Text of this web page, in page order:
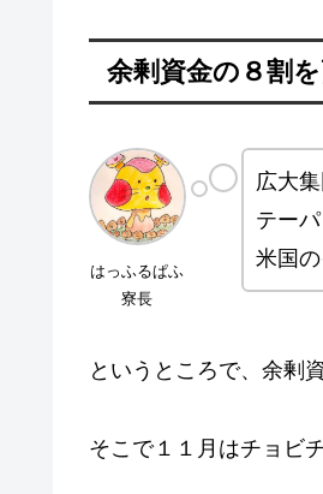
余剰資金の８割
はっふるぱふ
寮長
広大
テー
米国
というところで、余剰
そこで１１月はチョビ